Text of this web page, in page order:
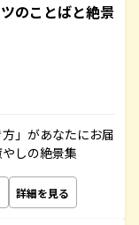
のことばと絶景
」があなたにお届
しの絶景集
詳細を見る